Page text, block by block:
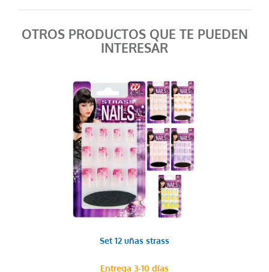
OTROS PRODUCTOS QUE TE PUEDEN
INTERESAR
Set 12 uñas strass
Entrega 3-10 días